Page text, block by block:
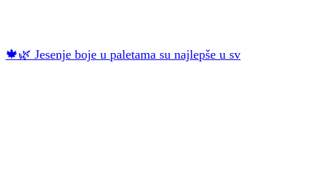
🍁🌿 Jesenje boje u paletama su najlepše u sv